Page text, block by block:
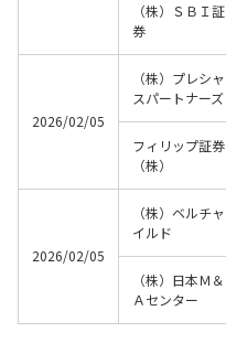
（株）ＳＢＩ証
券
2026/02/05
（株）プレシャ
スパートナーズ
フィリップ証券
（株）
2026/02/05
（株）ベルチャ
イルド
（株）日本Ｍ＆
Ａセンター